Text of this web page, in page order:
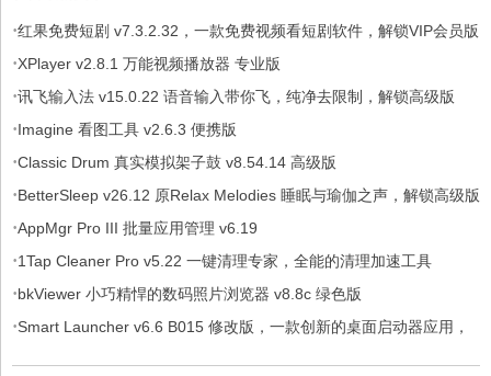
·红果免费短剧 v7.3.2.32，一款免费视频看短剧软件，解锁VIP会员版
·XPlayer v2.8.1 万能视频播放器 专业版
·讯飞输入法 v15.0.22 语音输入带你飞，纯净去限制，解锁高级版
·Imagine 看图工具 v2.6.3 便携版
·Classic Drum 真实模拟架子鼓 v8.54.14 高级版
·BetterSleep v26.12 原Relax Melodies 睡眠与瑜伽之声，解锁高级版
·AppMgr Pro III 批量应用管理 v6.19
·1Tap Cleaner Pro v5.22 一键清理专家，全能的清理加速工具
·bkViewer 小巧精悍的数码照片浏览器 v8.8c 绿色版
·Smart Launcher v6.6 B015 修改版，一款创新的桌面启动器应用，